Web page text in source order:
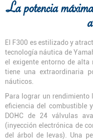
La potencia
El F300 es estilizado y
tecnología náutica de
el exigente entorno de alta
tiene una extraordinaria
náuticos.
Para lograr un rendimiento
eficiencia del combustible
DOHC de 24 válvulas
(inyección electrónica de
del árbol de levas). Una